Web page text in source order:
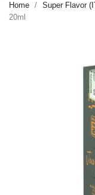
Home Super Flavor
20ml